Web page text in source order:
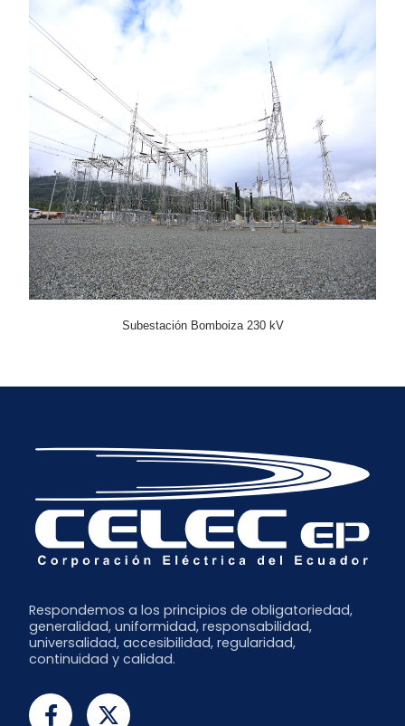
Subestación Bomboiza 230 kV
Respondemos a los principios de obligatoriedad,
generalidad, uniformidad, responsabilidad,
universalidad, accesibilidad, regularidad,
continuidad y calidad.